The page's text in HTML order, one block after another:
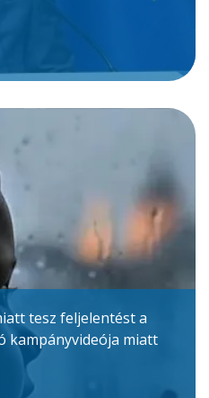
tesz feljelentést a
kampányvideója miatt